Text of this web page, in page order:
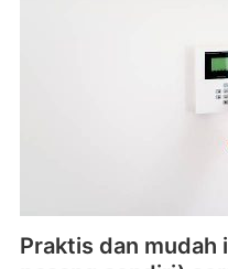
Praktis dan mudah